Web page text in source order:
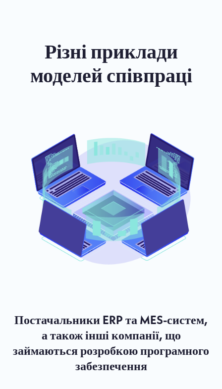
Різні приклади
моделей співпраці
Постачальники ERP та MES-систем,
а також інші компанії, що
займаються розробкою програмного
забезпечення